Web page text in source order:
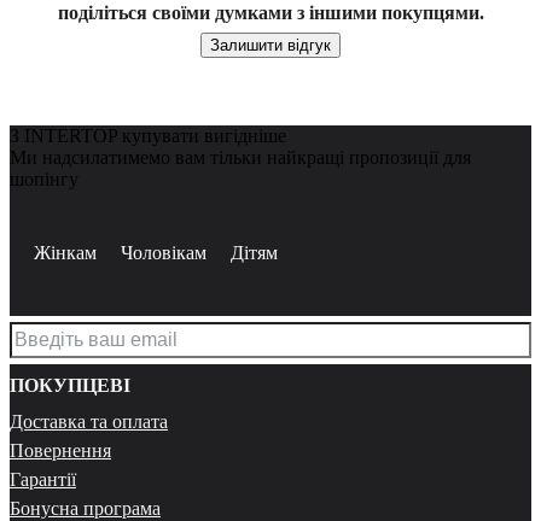
поділіться своїми думками з іншими покупцями.
Залишити відгук
З INTERTOP купувати вигідніше
Ми надсилатимемо вам тільки найкращі пропозиції для
шопінгу
Жінкам Чоловікам Дітям
ПОКУПЦЕВІ
Доставка та оплата
Повернення
Гарантії
Бонусна програма